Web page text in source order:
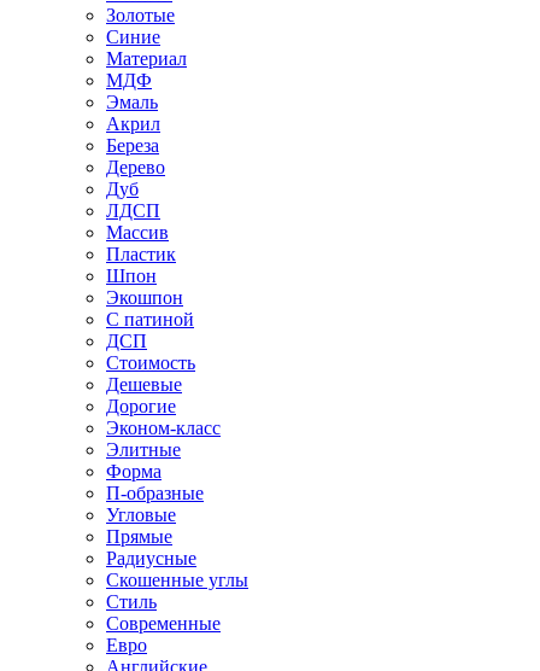
Золотые
Синие
Материал
МДФ
Эмаль
Акрил
Береза
Дерево
Дуб
ЛДСП
Массив
Пластик
Шпон
Экошпон
С патиной
ДСП
Стоимость
Дешевые
Дорогие
Эконом-класс
Элитные
Форма
П-образные
Угловые
Прямые
Радиусные
Скошенные углы
Стиль
Современные
Евро
Английские